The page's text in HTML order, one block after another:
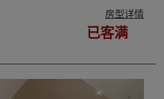
房型详情
已客满